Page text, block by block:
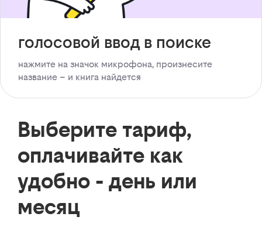
голосовой ввод в поиске
нажмите на значок микрофона, произнесите
название – и книга найдется
Выберите тариф,
оплачивайте как
удобно - день или
месяц